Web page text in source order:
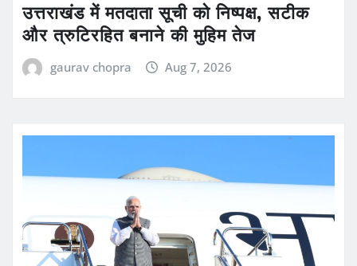
उत्तराखंड में मतदाता सूची को निष्पक्ष, सटीक
और त्रुटिरहित बनाने की मुहिम तेज
gaurav chopra Aug 7, 2026